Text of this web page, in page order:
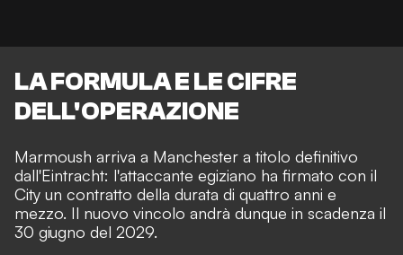
LA FORMULA E LE CIFRE
DELL'OPERAZIONE
Marmoush arriva a Manchester a titolo definitivo
dall'Eintracht: l'attaccante egiziano ha firmato con il
City un contratto della durata di quattro anni e
mezzo. Il nuovo vincolo andrà dunque in scadenza il
30 giugno del 2029.